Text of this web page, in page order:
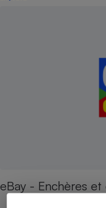
eBay - Enchères et